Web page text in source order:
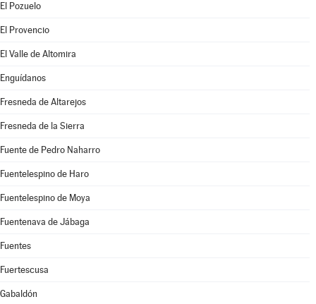
El Pozuelo
El Provencio
El Valle de Altomira
Enguídanos
Fresneda de Altarejos
Fresneda de la Sierra
Fuente de Pedro Naharro
Fuentelespino de Haro
Fuentelespino de Moya
Fuentenava de Jábaga
Fuentes
Fuertescusa
Gabaldón